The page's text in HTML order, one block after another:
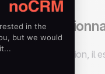
les
de votre solution, il